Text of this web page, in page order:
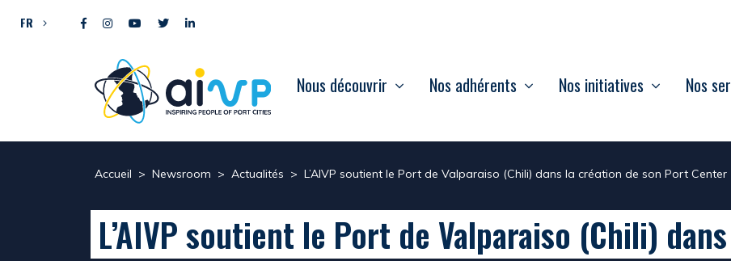
FR
Nous découvrir Nos adhérents Nos initiatives Nos
Accueil > Newsroom > Actualités > L’AIVP soutient le Port de Valparaiso (Chili) dans la création de son Port Center
L’AIVP soutient le Port de Valparaiso (Chili)